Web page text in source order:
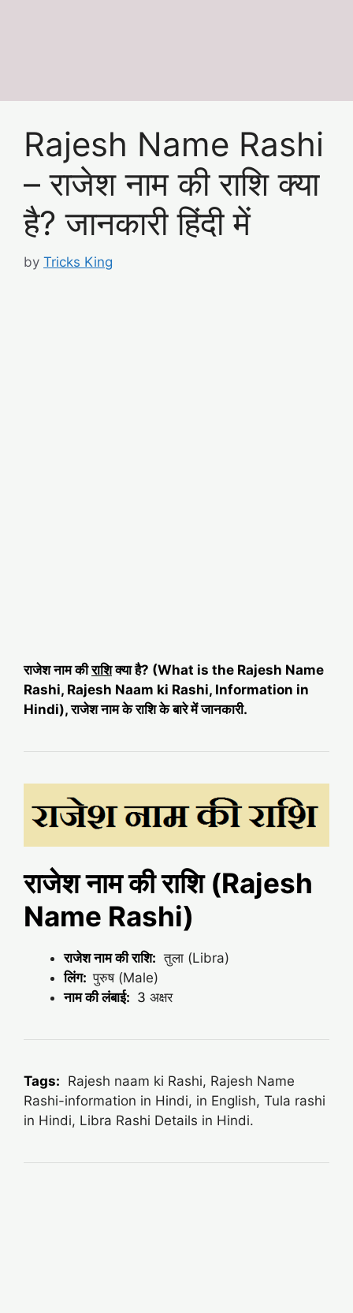
Rajesh Name Rashi
– राजेश नाम की राशि क्या
है? जानकारी हिंदी में
by Tricks King
राजेश नाम कीराशिक्या है? (What is the Rajesh Name
Rashi, Rajesh Naam ki Rashi, Information in
Hindi), राजेश नाम के राशि के बारे में जानकारी.
राजेश नाम की राशि (Rajesh
Name Rashi)
राजेश नाम की राशि: तुला (Libra)
लिंग: पुरुष (Male)
नाम की लंबाई: 3 अक्षर
Tags: Rajesh naam ki Rashi, Rajesh Name
Rashi-information in Hindi, in English, Tula rashi
in Hindi, Libra Rashi Details in Hindi.